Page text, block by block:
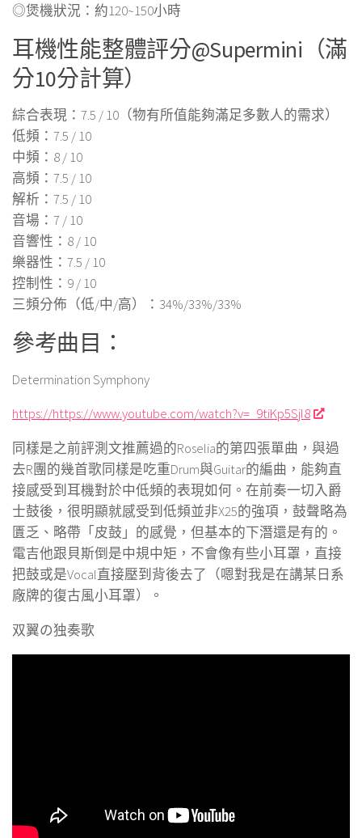
◎煲機狀況：約120~150小時
耳機性能整體評分@Supermini（滿
分10分計算）
綜合表現：7.5 / 10（物有所值能夠滿足多數人的需求）
低頻：7.5 / 10
中頻：8 / 10
高頻：7.5 / 10
解析：7.5 / 10
音場：7 / 10
音響性：8 / 10
樂器性：7.5 / 10
控制性：9 / 10
三頻分佈（低/中/高）：34%/33%/33%
參考曲目：
Determination Symphony
https://https://www.youtube.com/watch?v=_9tiKp5SjI8
同樣是之前評測文推薦過的Roselia的第四張單曲，與過
去R團的幾首歌同樣是吃重Drum與Guitar的編曲，能夠直
接感受到耳機對於中低頻的表現如何。在前奏一切入爵
士鼓後，很明顯就感受到低頻並非X25的強項，鼓聲略為
匱乏、略帶「皮鼓」的感覺，但基本的下潛還是有的。
電吉他跟貝斯倒是中規中矩，不會像有些小耳罩，直接
把鼓或是Vocal直接壓到背後去了（嗯對我是在講某日系
廠牌的復古風小耳罩）。
双翼の独奏歌